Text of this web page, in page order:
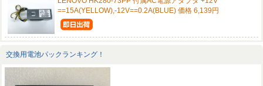
==15A(YELLOW),-12V==0.2A(BLUE) 価格 6,139円
交換用電池パックランキング！